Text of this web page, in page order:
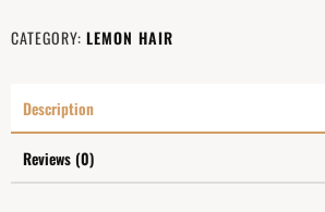
CATEGORY: LEMON HAIR
Description
Reviews (0)